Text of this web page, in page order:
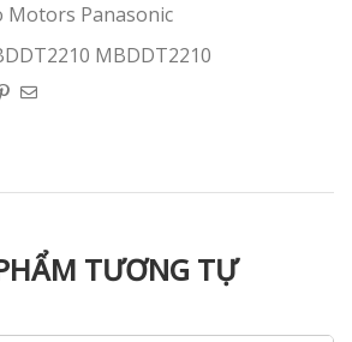
Motors Panasonic
MBDDT2210
TƯƠNG TỰ